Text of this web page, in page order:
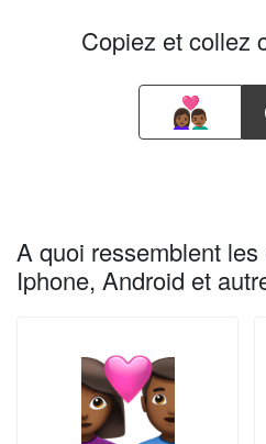
Copiez et collez
A quoi ressemblent
Iphone, Android et